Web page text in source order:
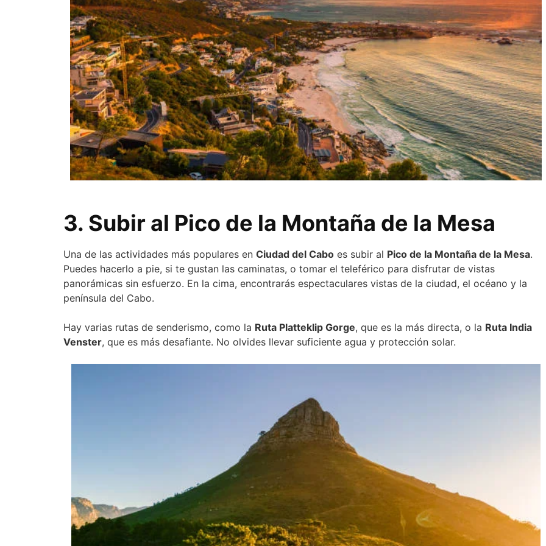
3. Subir al Pico de la Montaña de la Mesa
Una de las actividades más populares en Ciudad del Cabo es subir al Pico de la Montaña de la Mesa.
Puedes hacerlo a pie, si te gustan las caminatas, o tomar el teleférico para disfrutar de vistas
panorámicas sin esfuerzo. En la cima, encontrarás espectaculares vistas de la ciudad, el océano y la
península del Cabo.
Hay varias rutas de senderismo, como la Ruta Platteklip Gorge, que es la más directa, o la Ruta India
Venster, que es más desafiante. No olvides llevar suficiente agua y protección solar.